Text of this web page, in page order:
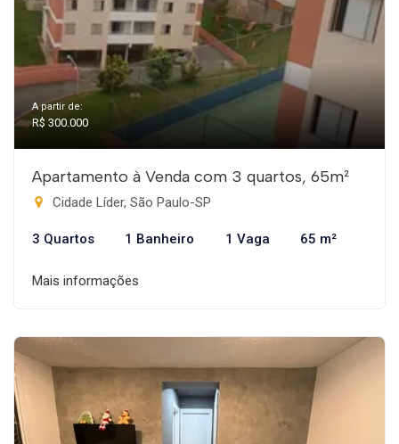
A partir de:
R$ 300.000
Apartamento à Venda com 3 quartos, 65m²
Cidade Líder, São Paulo-SP
3 Quartos 1 Banheiro 1 Vaga 65 m²
Mais informações